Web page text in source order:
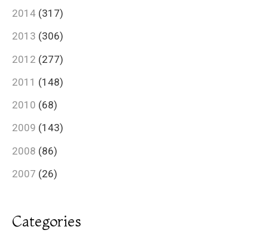
2014 (317)
2013 (306)
2012 (277)
2011 (148)
2010 (68)
2009 (143)
2008 (86)
2007 (26)
Categories